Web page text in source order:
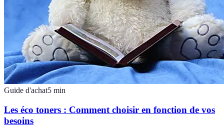
Guide d'achat5 min
Les éco toners : Comment choisir en fonction de vos
besoins